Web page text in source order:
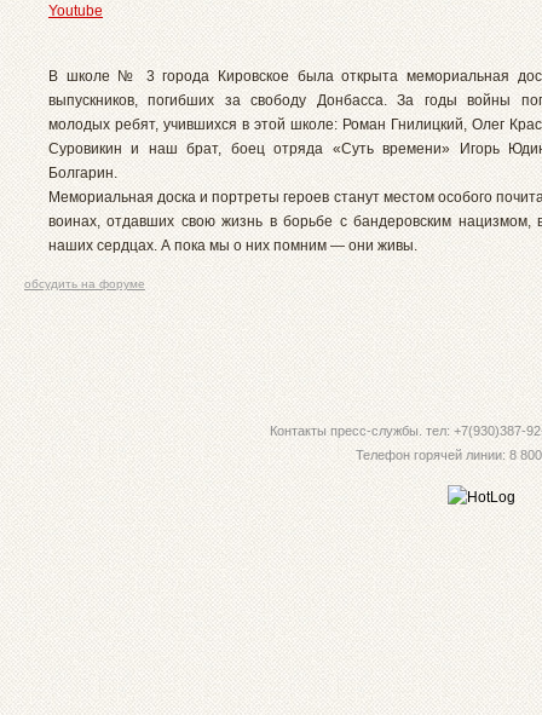
Youtube
В школе № 3 города Кировское была открыта мемориальная
выпускников, погибших за свободу Донбасса. За годы войны
молодых ребят, учившихся в этой школе: Роман Гнилицкий, Олег
Суровикин и наш брат, боец отряда «Суть времени» Игорь
Болгарин.
Мемориальная доска и портреты героев станут местом особого
воинах, отдавших свою жизнь в борьбе с бандеровским нацизмом,
наших сердцах. А пока мы о них помним — они живы.
обсудить на форуме
Контакты пресс-службы. тел: +7(930)387-
Телефон горячей линии: 8